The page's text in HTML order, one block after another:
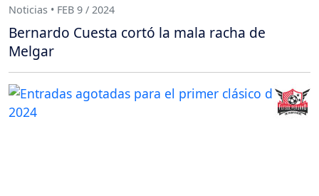
Noticias • FEB 9 / 2024
Bernardo Cuesta cortó la mala racha de
Melgar